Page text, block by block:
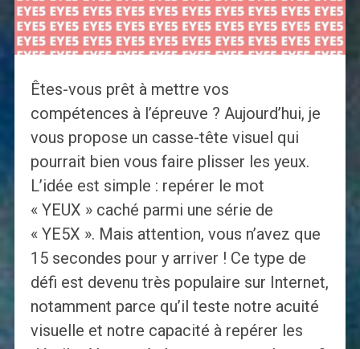
Êtes-vous prêt à mettre vos
compétences à l’épreuve ? Aujourd’hui, je
vous propose un casse-tête visuel qui
pourrait bien vous faire plisser les yeux.
L’idée est simple : repérer le mot
« YEUX » caché parmi une série de
« YE5X ». Mais attention, vous n’avez que
15 secondes pour y arriver ! Ce type de
défi est devenu très populaire sur Internet,
notamment parce qu’il teste notre acuité
visuelle et notre capacité à repérer les